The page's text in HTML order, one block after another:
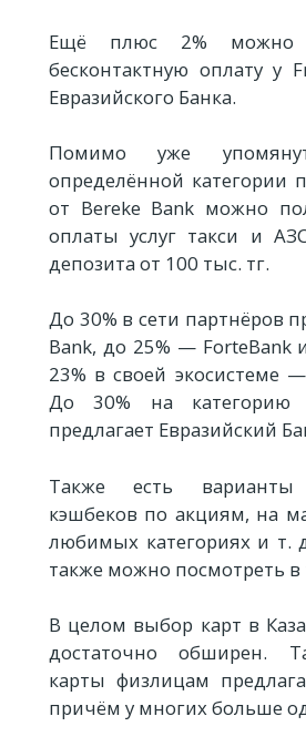
Ещё плюс 2% можно
бесконтактную оплату у
Евразийского Банка.
Помимо уже
определённой категории
от Bereke Bank можно
оплаты услуг такси и
депозита от 100 тыс. тг.
До 30% в сети партнёров
Bank, до 25% — ForteBank
23% в своей экосистеме
До 30% на категорию
предлагает Евразийский
Также есть
кэшбеков по акциям, на
любимых категориях и т.
также можно посмотреть в
В целом выбор карт в
достаточно обширен.
карты физлицам
причём у многих больше